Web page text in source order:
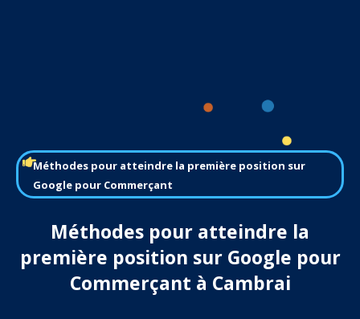
Méthodes pour atteindre la première position sur
Google pour Commerçant
Méthodes pour atteindre la
première position sur Google pour
Commerçant à Cambrai